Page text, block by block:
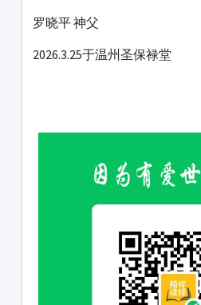
罗晓平 神父
2026.3.25于温州圣保禄堂